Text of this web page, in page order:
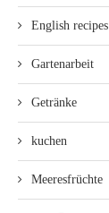
English recipes
Gartenarbeit
Getränke
kuchen
Meeresfrüchte